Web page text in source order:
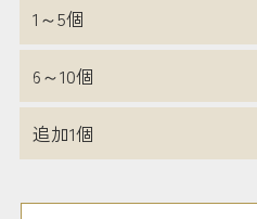
1～5個
6～10個
追加1個